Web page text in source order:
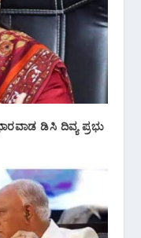
ಡಿಸಿ ದಿವ್ಯ ಪ್ರಭು